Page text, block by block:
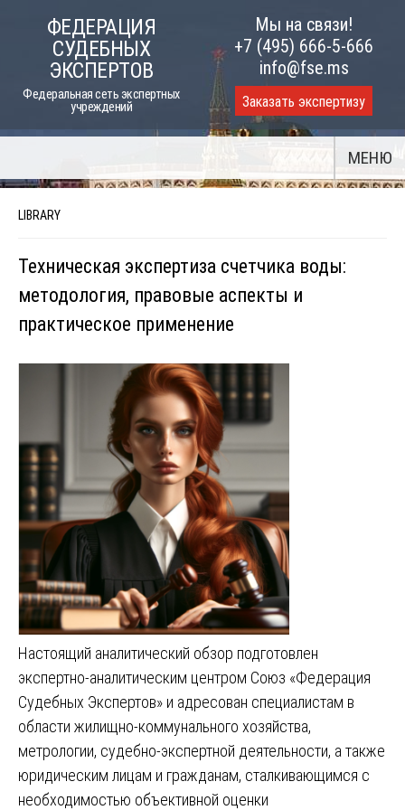
ФЕДЕРАЦИЯ
СУДЕБНЫХ
ЭКСПЕРТОВ
Федеральная сеть экспертных
учреждений
Мы на связи!
+7 (495) 666-5-666
info@fse.ms
Заказать экспертизу
МЕНЮ
LIBRARY
Техническая экспертиза счетчика воды:
методология, правовые аспекты и
практическое применение
Настоящий аналитический обзор подготовлен
экспертно-аналитическим центром Союз «Федерация
Судебных Экспертов» и адресован специалистам в
области жилищно-коммунального хозяйства,
метрологии, судебно-экспертной деятельности, а также
юридическим лицам и гражданам, сталкивающимся с
необходимостью объективной оценки